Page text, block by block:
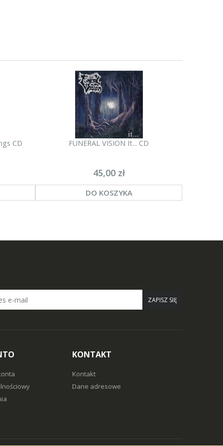
CD FUNERAL VISION It... CD
45,00 zł
DO KOSZYKA
ZAPISZ SIĘ
KONTAKT
Kontakt
Dane adresowe